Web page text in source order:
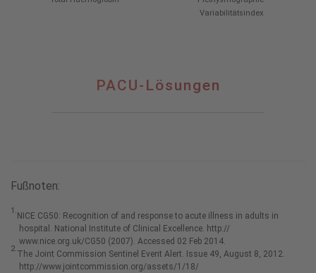
Variabilitätsindex
PACU-Lösungen
Fußnoten:
1.NICE CG50: Recognition of and response to acute illness in adults in
hospital. National Institute of Clinical Excellence. http://
www.nice.org.uk/CG50 (2007). Accessed 02 Feb 2014.
2.The Joint Commission Sentinel Event Alert. Issue 49, August 8, 2012.
http://www.jointcommission.org/assets/1/18/